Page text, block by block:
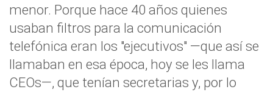
menor. Porque hace 40 años quienes
usaban filtros para la comunicación
telefónica eran los "ejecutivos" —que así se
llamaban en esa época, hoy se les llama
CEOs—, que tenían secretarias y, por lo